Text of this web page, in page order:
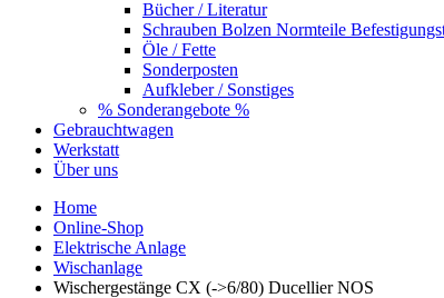
Bücher / Literatur
Schrauben Bolzen Normteile
Öle / Fette
Sonderposten
Aufkleber / Sonstiges
% Sonderangebote %
Gebrauchtwagen
Werkstatt
Über uns
Home
Online-Shop
Elektrische Anlage
Wischanlage
Wischergestänge CX (->6/80) Ducellier NOS